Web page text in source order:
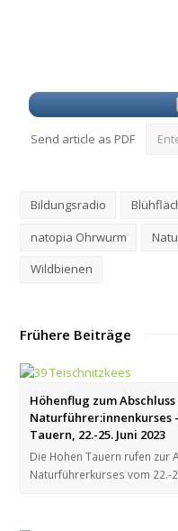
Send article as PDF
Bildungsradio
natopia Ohrwurm
Wildbienen
Frühere Beiträge
Höhenflug zum
Naturführer:innenkurses
Tauern, 22.-25. Juni 2023
Die Hohen Tauern rufen
Naturführerkurses vom 22.-